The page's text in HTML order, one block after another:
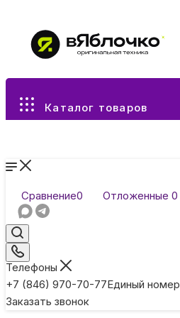
Каталог товаров
Сравнение0 Отложенные 0
Телефоны
+7 (846) 970-70-77Единый номер
Заказать звонок
Все разделы каталога